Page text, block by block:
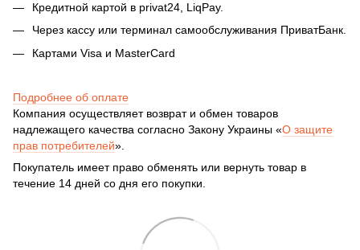
Кредитной картой в privat24, LiqPay.
Через кассу или терминал самообслуживания ПриватБанк.
Картами Visa и MasterCard
Подробнее об оплате
Компания осуществляет возврат и обмен товаров
надлежащего качества согласно Закону Украины «О защите
прав потребителей».
Покупатель имеет право обменять или вернуть товар в
течение 14 дней со дня его покупки.